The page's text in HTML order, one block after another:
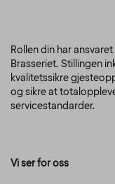
Rollen din har
Brasseriet. Stillingen
kvalitetssikre
og sikre at
servicestandarder.
Vi ser for oss